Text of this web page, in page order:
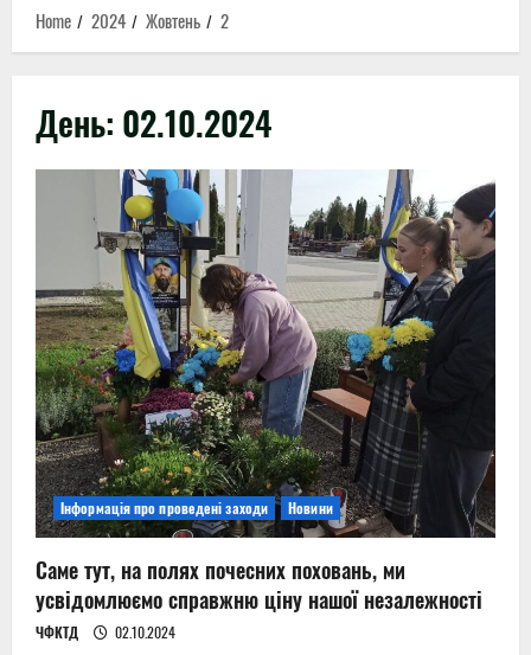
Home
2024 Жовтень 2
День: 02.10.2024
Інформація про проведені заходи Новини
Саме тут, на полях почесних поховань, ми
усвідомлюємо справжню ціну нашої незалежності
ЧФКТД 02.10.2024